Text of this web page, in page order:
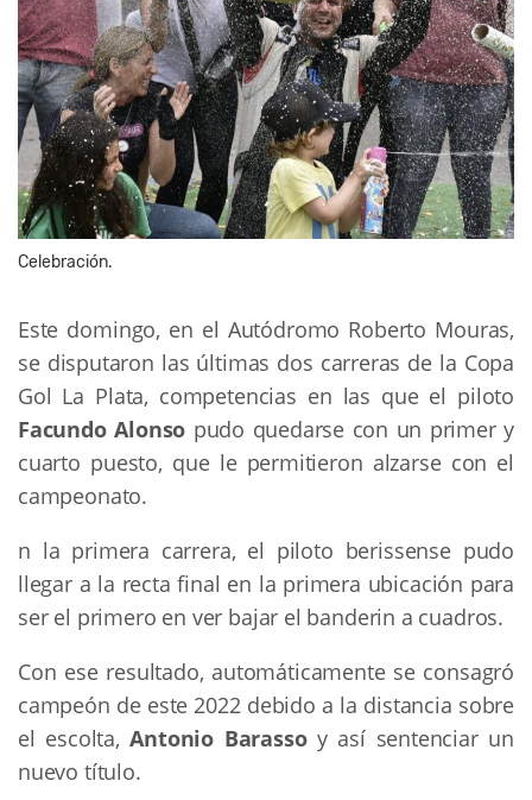
Celebración.
Este domingo, en el Autódromo Roberto Mouras,
se disputaron las últimas dos carreras de la Copa
Gol La Plata, competencias en las que el piloto
Facundo Alonso pudo quedarse con un primer y
cuarto puesto, que le permitieron alzarse con el
campeonato.
n la primera carrera, el piloto berissense pudo
llegar a la recta final en la primera ubicación para
ser el primero en ver bajar el banderin a cuadros.
Con ese resultado, automáticamente se consagró
campeón de este 2022 debido a la distancia sobre
el escolta, Antonio Barassoy así sentenciar un
nuevo título.